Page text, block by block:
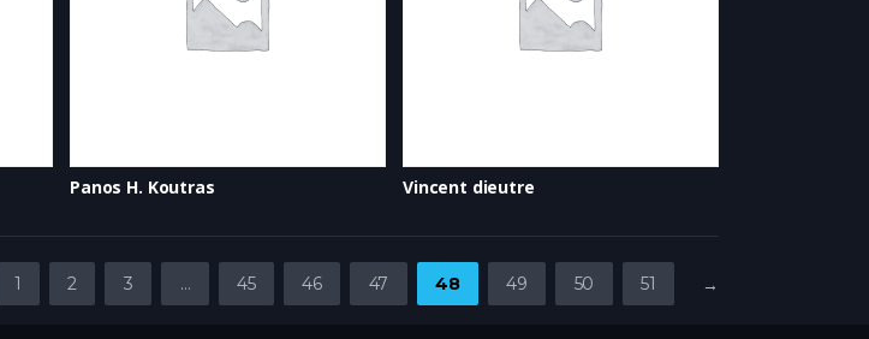
Panos H. Koutras Vincent dieutre
1 2 3 … 45 46 47 48 49 50 51 →